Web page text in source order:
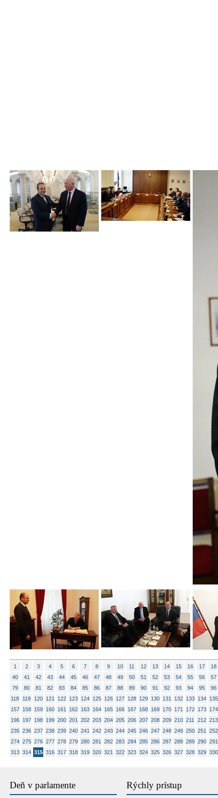
1 2 3 4 5 6 7 8 9 10 11 12 13 14 15 16 17
18
40
41 42 43 44 45 46 47 48 49 50 51 52 53 54 55 56
57
79
80 81 82 83 84 85 86 87 88 89 90 91 92 93 94 95
96
118
119 120 121 122 123 124 125 126 127 128 129 130 131 132 133 134
135
157
158 159 160 161 162 163 164 165 166 167 168 169 170 171 172 173
174
196
197 198 199 200 201 202 203 204 205 206 207 208 209 210 211 212 213
235 236 237 238 239 240 241 242 243 244 245 246 247 248 249 250 251
252
274 275 276 277 278 279 280 281 282 283 284 285 286 287 288 289 290 291
313 314 315 316 317 318 319 320 321 322 323 324 325 326 327 328 329 330
Deň v parlamente Rýchly prístup